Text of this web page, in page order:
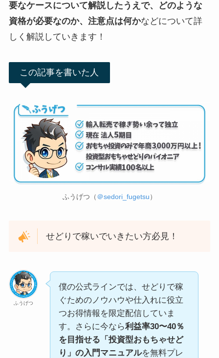
要なケースについて解説したうえで、どのような
資格が必要なのか、注意点は何かなどについて詳
しく解説していきます！
この記事を書いた人
ふうげつ（ ＠sedori_fugetsu）
せどりで稼いでいきたい方必見！
ふうげつ
僕の公式ラインでは、せどりで稼
ぐためのノウハウや仕入れに役立
つお得情報を限定配信していま
す。さらに今なら利益率30〜40％
を目指せる「投資型おもちゃせど
り」の入門マニュアルを無料プレ